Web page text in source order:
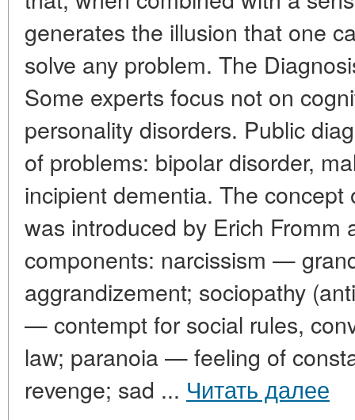
generates the illusion that one
solve any problem. The
Some experts focus not on
personality disorders. Public
of problems: bipolar disorder,
incipient dementia. The
was introduced by Erich Fromm
components: narcissism —
aggrandizement; sociopathy
— contempt for social rules,
law; paranoia — feeling of
revenge; sad ... Читать далее